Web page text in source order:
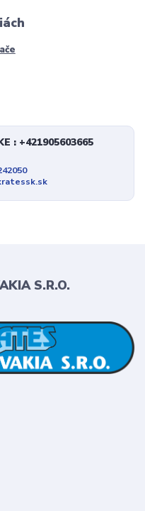
: +421905603665
S.R.O.